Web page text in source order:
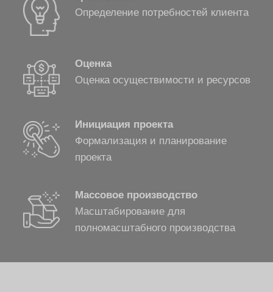
Определение потребностей клиента
Оценка
Оценка осуществимости и ресурсов
Инициация проекта
Формализация и планирование
проекта
Массовое производство
Масштабирование для
полномасштабного производства